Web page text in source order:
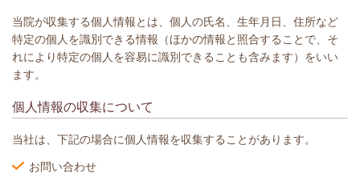
当院が収集する個人情報とは、個人の氏名、生年月日、住所など
特定の個人を識別できる情報（ほかの情報と照合することで、そ
れにより特定の個人を容易に識別できることも含みます）をいい
ます。
個人情報の収集について
当社は、下記の場合に個人情報を収集することがあります。
お問い合わせ